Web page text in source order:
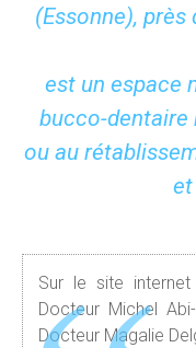
(Essonne),
est un espace
bucco-dentaire
ou au
et
Sur le site internet
Docteur Michel
Docteur Magalie